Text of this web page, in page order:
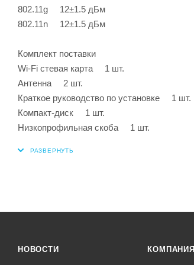
802.11g 12±1.5 дБм
802.11n 12±1.5 дБм
Комплект поставки
Wi-Fi стевая карта 1 шт.
Антенна 2 шт.
Краткое руководство по установке 1 шт.
Компакт-диск 1 шт.
Низкопрофильная скоба 1 шт.
НОВОСТИ КОМПАНИЯ